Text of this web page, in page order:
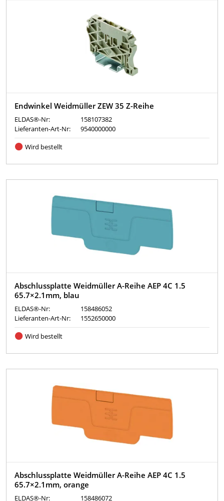
Endwinkel Weidmüller ZEW 35 Z-Reihe
ELDAS®-Nr:
158107382
Lieferanten-Art-Nr:
9540000000
Wird bestellt
Abschlussplatte Weidmüller A-Reihe AEP 4C 1.5
65.7×2.1mm, blau
ELDAS®-Nr:
158486052
Lieferanten-Art-Nr:
1552650000
Wird bestellt
Abschlussplatte Weidmüller A-Reihe AEP 4C 1.5
65.7×2.1mm, orange
ELDAS®-Nr: 158486072